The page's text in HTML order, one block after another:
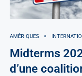
AMÉRIQUES
Midterms
d’une